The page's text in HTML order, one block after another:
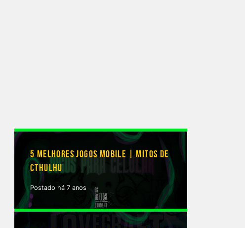
5 MELHORES JOGOS MOBILE | MITOS DE
CTHULHU
Postado há 7 anos